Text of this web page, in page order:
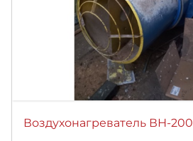
Воздухонагреватель ВН-200